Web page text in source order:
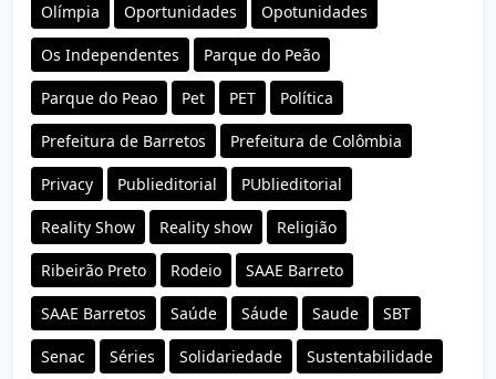
Olímpia Oportunidades Opotunidades
Os Independentes Parque do Peão
Parque do Peao Pet PET Política
Prefeitura de Barretos Prefeitura de Colômbia
Privacy Publieditorial PUblieditorial
Reality Show Reality show Religião
Ribeirão Preto Rodeio SAAE Barreto
SAAE Barretos Saúde Sáude Saude SBT
Senac Séries Solidariedade Sustentabilidade